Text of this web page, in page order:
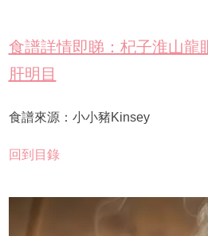
食譜詳情即睇：杞子淮山龍
肝明目
食譜來源：小小豬Kinsey
回到目錄